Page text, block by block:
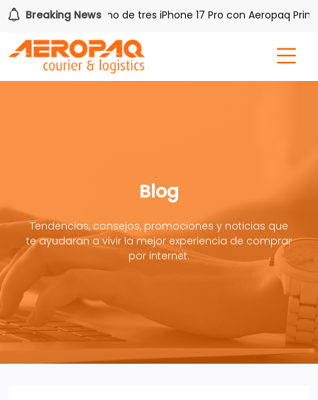
Breaking News
Gana uno de tres iPhone 17 Pro con Aeropaq Prime
Blog
Tendencias, consejos, promociones y noticias que
te ayudaran a vivir la mejor experiencia de comprar
por internet.